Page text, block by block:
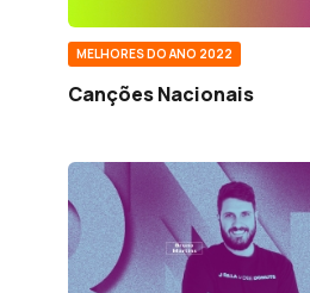
MELHORES DO ANO 2022
Canções Nacionais